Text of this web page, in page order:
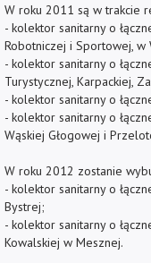
W roku 2011 są w trakcie
- kolektor sanitarny o
Robotniczej i Sportowej, w
- kolektor sanitarny o
Turystycznej, Karpackiej,
- kolektor sanitarny o
- kolektor sanitarny o
Wąskiej Głogowej i
W roku 2012 zostanie
- kolektor sanitarny o
Bystrej;
- kolektor sanitarny o
Kowalskiej w Mesznej.